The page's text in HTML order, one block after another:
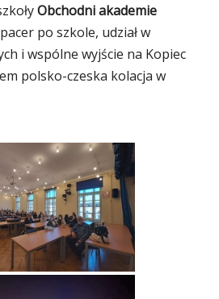
Obchodni akademie
po szkole, udział w
i wspólne wyjście na Kopiec
polsko-czeska kolacja w